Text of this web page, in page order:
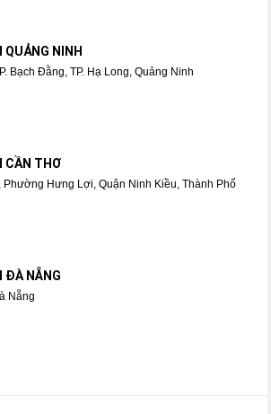
QUẢNG NINH
Bạch Đằng, TP. Hạ Long, Quảng Ninh
CẦN THƠ
Phường Hưng Lợi, Quận Ninh Kiều, Thành Phố
ĐÀ NẴNG
Nẵng